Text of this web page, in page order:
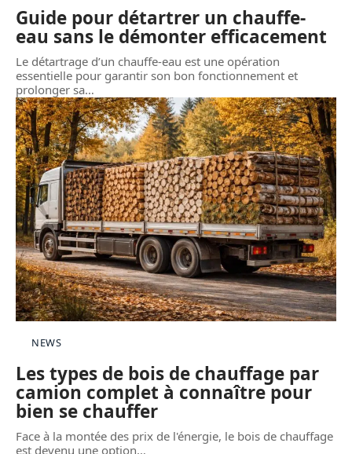
Guide pour détartrer un chauffe-
eau sans le démonter efficacement
Le détartrage d’un chauffe-eau est une opération
essentielle pour garantir son bon fonctionnement et
prolonger sa…
NEWS
Les types de bois de chauffage par
camion complet à connaître pour
bien se chauffer
Face à la montée des prix de l'énergie, le bois de chauffage
est devenu une option…